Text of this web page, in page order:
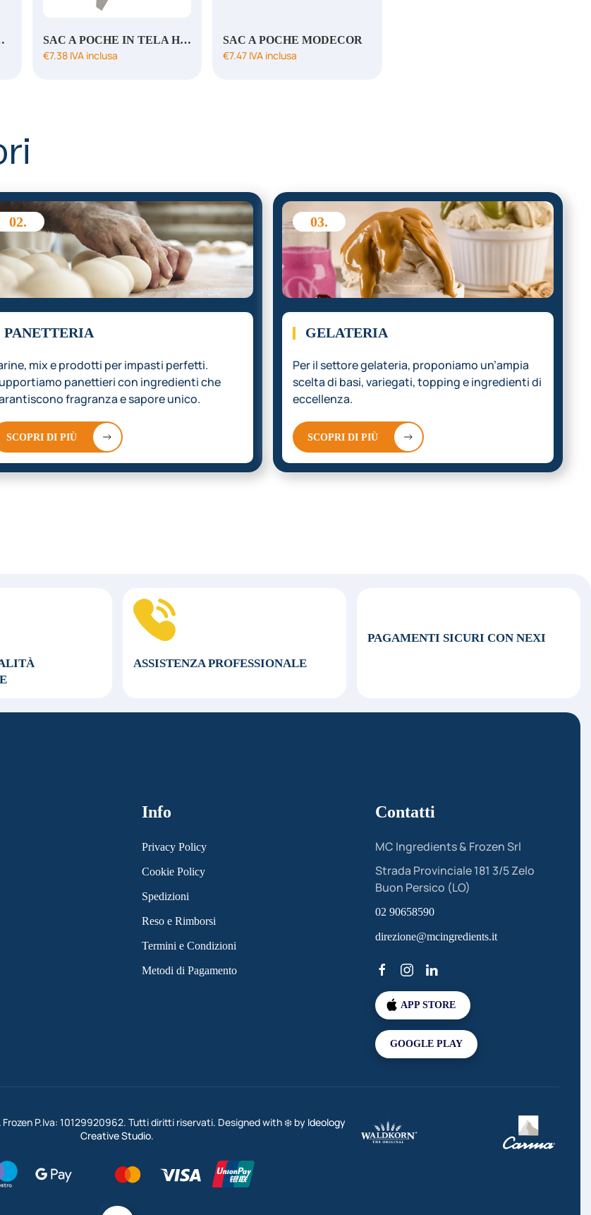
PZ55CM SAC A POCHE IN TELA H 55
€7.38IVA inclusa
SAC A POCHE MODECOR
€7.47 IVA inclusa
02.
PANETTERIA
mix e prodotti per impasti perfetti.
panettieri con ingredienti che
fragranza e sapore unico.
SCOPRI DI PIÙ
03.
GELATERIA
Per il settore gelateria, proponiamo un’ampia
scelta di basi, variegati, topping e ingredienti di
eccellenza.
SCOPRI DI PIÙ
ASSISTENZAPROFESSIONALE
PAGAMENTI SICURI CON NEXI
Info
Privacy Policy
Cookie Policy
Spedizioni
Reso e Rimborsi
Termini e Condizioni
Metodi di Pagamento
Contatti
MC Ingredients & Frozen Srl
Strada Provinciale 181 3/5 Zelo
Buon Persico (LO)
02 90658590
direzione@mcingredients.it
APP STORE
GOOGLE PLAY
Frozen P.Iva: 10129920962. Tutti diritti riservati. Designed with ❄️ by Ideology
Creative Studio.